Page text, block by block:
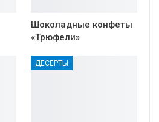
Шоколадные конфеты
«Трюфели»
ДЕСЕРТЫ